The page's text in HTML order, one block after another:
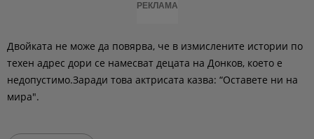
РЕКЛАМА
Двойката не може да повярва, че в измислените истории по
техен адрес дори се намесват децата на Донков, което е
недопустимо.Заради това актрисата казва: “Оставете ни на
мира".